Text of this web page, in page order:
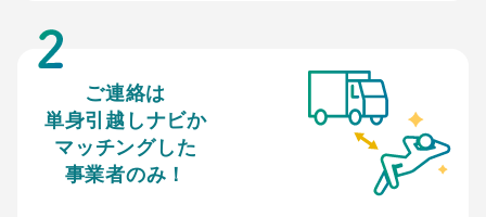
ご連絡は
単身引越しナビか
マッチングした
事業者のみ！